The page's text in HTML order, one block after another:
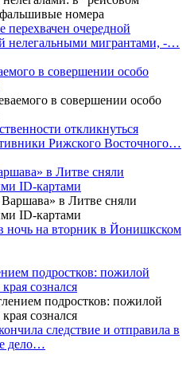
перехвачен очередной
нелегальными мигрантами, -…
в совершении особо
откликнуться
Рижского Восточного…
в Литве сняли
ID-картами
ночь на вторник в Йонишкском
подростков: пожилой
сознался
следствие и отправила в
дело…